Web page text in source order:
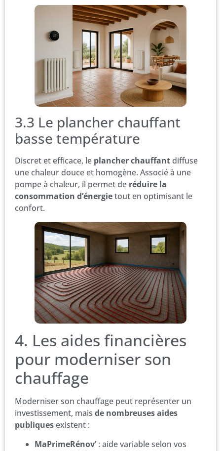
3.3 Le plancher chauffant
basse température
Discret et efficace, le plancher chauffantdiffuse
une chaleur douce et homogène. Associé à une
pompe à chaleur, il permet de réduire la
consommation d’énergietout en optimisant le
confort.
4. Les aides financières
pour moderniser son
chauffage
Moderniser son chauffage peut représenter un
investissement, mais de nombreuses aides
publiques existent :
MaPrimeRénov’: aide variable selon vos